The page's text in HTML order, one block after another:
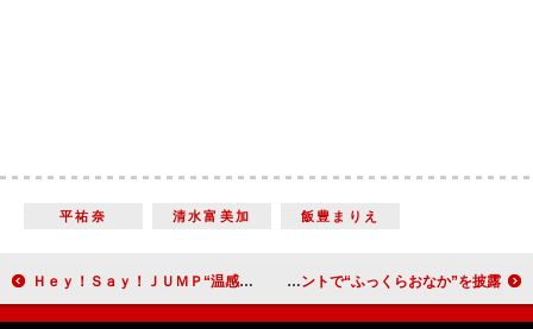
平祐奈 清水富美加 飯豊まりえ
Ｈｅｙ！Ｓａｙ！ＪＵＭＰ“温感”エピソードを披露！ 山田涼介「みんな温かいんですよ」 杏、第３子妊娠を所属事務所が認める 前日のイベントで“ふっくらおなか”を披露